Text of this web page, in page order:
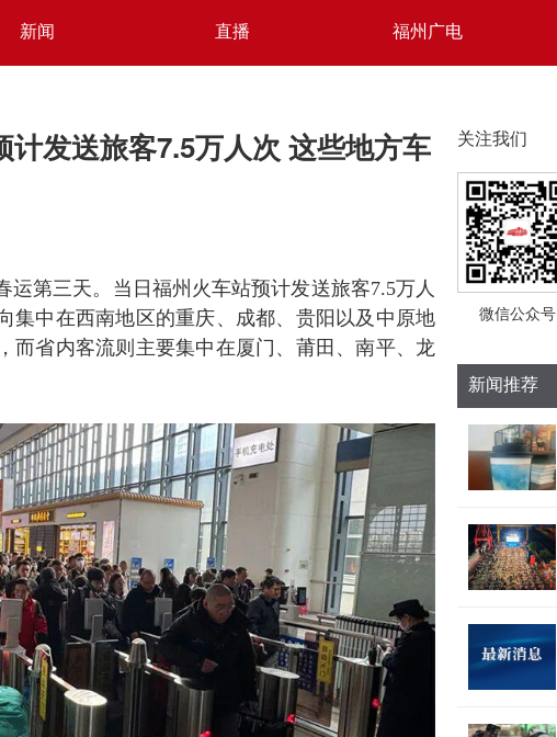
新闻 直播 福州广电
计发送旅客7.5万人次 这些地方车
运第三天。当日福州火车站预计发送旅客7.5万人
集中在西南地区的重庆、成都、贵阳以及中原地
而省内客流则主要集中在厦门、莆田、南平、龙
关注我们
微信公众号
新闻推荐